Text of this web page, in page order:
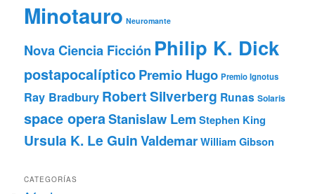
Minotauro Neuromante
Nova Ciencia Ficción Philip K. Dick
postapocalípticoPremio Hugo Premio Ignotus
Ray Bradbury Robert Silverberg Runas Solaris
space operaStanislaw Lem Stephen King
Ursula K. Le GuinValdemarWilliam Gibson
CATEGORÍAS